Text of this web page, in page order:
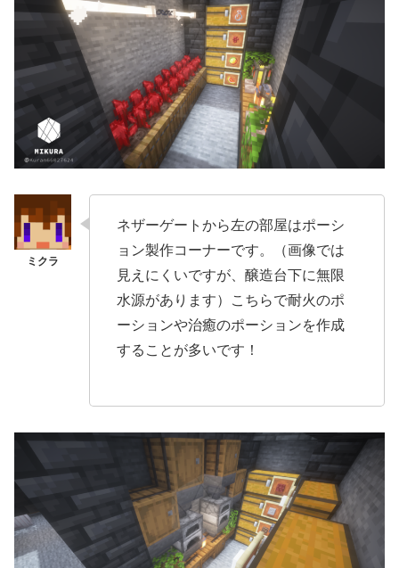
ネザーゲートから左の部屋はポーシ
ョン製作コーナーです。（画像では
見えにくいですが、醸造台下に無限
水源があります）こちらで耐火のポ
ーションや治癒のポーションを作成
することが多いです！